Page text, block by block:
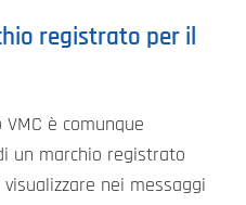
registrato per il
è comunque
un marchio registrato
nei messaggi